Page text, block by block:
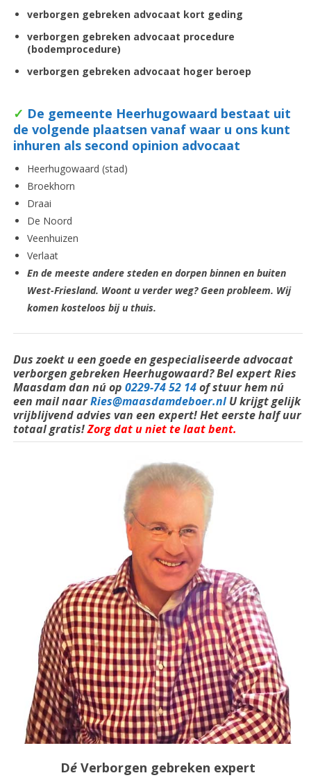
verborgen gebreken advocaat kort geding
verborgen gebreken advocaat procedure
(bodemprocedure)
verborgen gebreken advocaat hoger beroep
✓ De gemeente Heerhugowaard bestaat uit
de volgende plaatsen vanaf waar u ons kunt
inhuren als second opinion advocaat
Heerhugowaard (stad)
Broekhorn
Draai
De Noord
Veenhuizen
Verlaat
En de meeste andere steden en dorpen binnen en buiten
West-Friesland. Woont u verder weg? Geen probleem. Wij
komen kosteloos bij u thuis.
Dus zoekt u een goede en gespecialiseerdeadvocaat
verborgen gebreken Heerhugowaard? Bel expert Ries
Maasdam dan nú op 0229-74 52 14of stuur hem nú
een mail naarRies@maasdamdeboer.nlU krijgt gelijk
vrijblijvend advies van een expert! Het eerste half uur
totaal gratis!Zorg dat u niet te laat bent.
Dé Verborgen gebreken expert